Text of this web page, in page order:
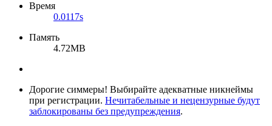
Время
0.0117s
Память
4.72MB
Дорогие симмеры! Выбирайте адекватные никнеймы
при регистрации. Нечитабельные и нецензурные будут
заблокированы без предупреждения.